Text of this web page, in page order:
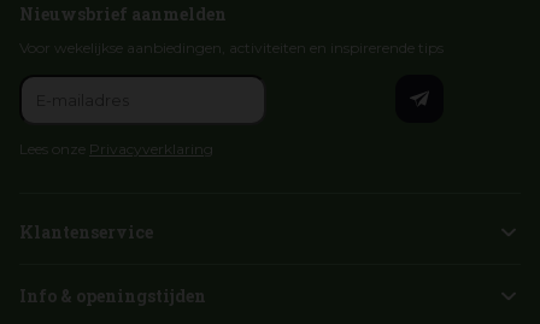
Nieuwsbrief aanmelden
Voor wekelijkse aanbiedingen, activiteiten en inspirerende tips
Lees onze Privacyverklaring
Klantenservice
Info & openingstijden